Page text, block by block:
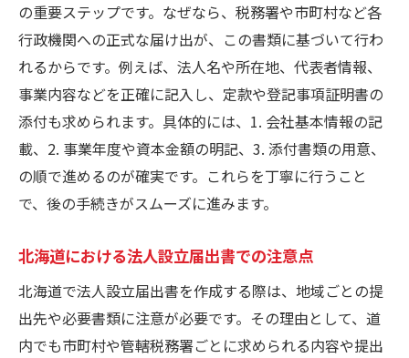
の重要ステップです。なぜなら、税務署や市町村など各
行政機関への正式な届け出が、この書類に基づいて行わ
れるからです。例えば、法人名や所在地、代表者情報、
事業内容などを正確に記入し、定款や登記事項証明書の
添付も求められます。具体的には、1. 会社基本情報の記
載、2. 事業年度や資本金額の明記、3. 添付書類の用意、
の順で進めるのが確実です。これらを丁寧に行うこと
で、後の手続きがスムーズに進みます。
北海道における法人設立届出書での注意点
北海道で法人設立届出書を作成する際は、地域ごとの提
出先や必要書類に注意が必要です。その理由として、道
内でも市町村や管轄税務署ごとに求められる内容や提出